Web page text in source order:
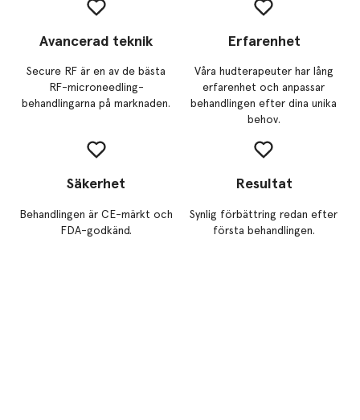
Avancerad teknik
Secure RF är en av de bästa
RF-microneedling-
behandlingarna på marknaden.
Erfarenhet
Våra hudterapeuter har lång
erfarenhet och anpassar
behandlingen efter dina unika
behov.
Säkerhet
Behandlingen är CE-märkt och
FDA-godkänd.
Resultat
Synlig förbättring redan efter
första behandlingen.